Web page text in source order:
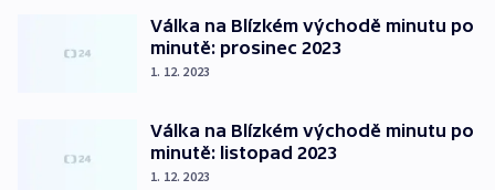
Válka na Blízkém východě minutu po
minutě: prosinec 2023
1. 12. 2023
Válka na Blízkém východě minutu po
minutě: listopad 2023
1. 12. 2023